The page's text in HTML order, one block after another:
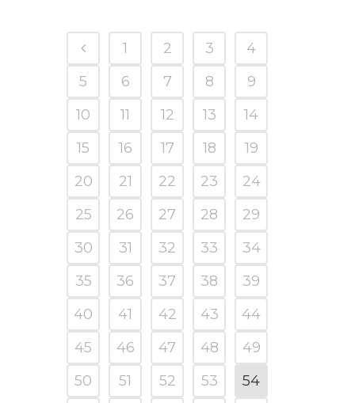
1 2 3
4
5
6 7 8
9
10
11 12 13
14
15
16 17 18
19
20
21 22 23
24
25
26 27 28
29
30
31 32 33
34
35
36 37 38
39
40
41 42 43
44
45
46 47 48
49
50
51 52 53
54